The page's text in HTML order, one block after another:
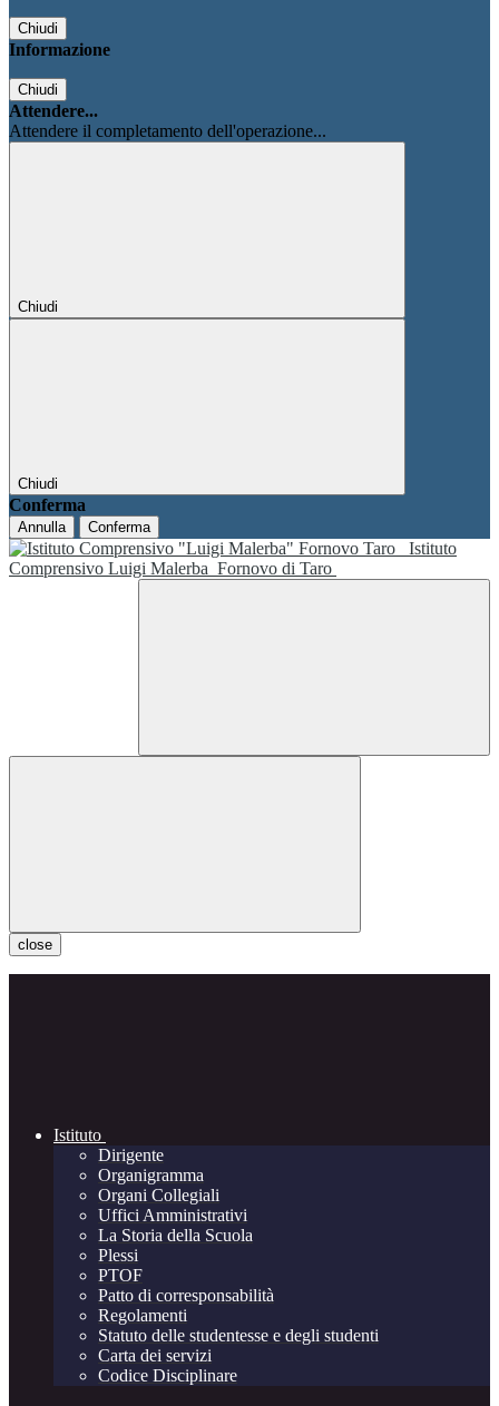
Chiudi
Informazione
Chiudi
Attendere...
Attendere il completamento dell'operazione...
Chiudi
Chiudi
Conferma
Annulla Conferma
Istituto
Comprensivo Luigi Malerba Fornovo di Taro
close
Istituto
Dirigente
Organigramma
Organi Collegiali
Uffici Amministrativi
La Storia della Scuola
Plessi
PTOF
Patto di corresponsabilità
Regolamenti
Statuto delle studentesse e degli studenti
Carta dei servizi
Codice Disciplinare